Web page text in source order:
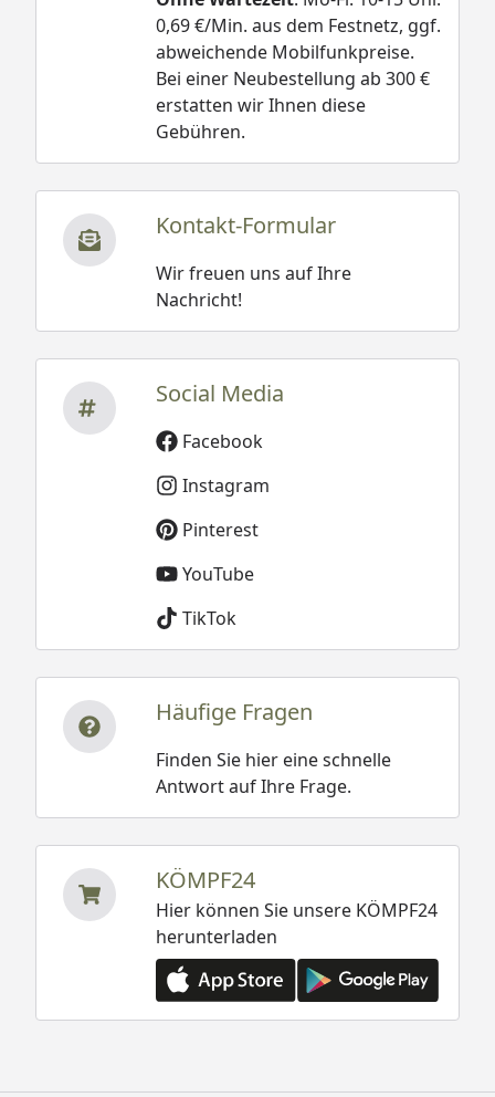
0,69 €/Min. aus dem Festnetz, ggf.
abweichende Mobilfunkpreise.
Bei einer Neubestellung ab 300 €
erstatten wir Ihnen diese
Gebühren.
Kontakt-Formular
Wir freuen uns auf Ihre
Nachricht!
Social Media
Facebook
Instagram
Pinterest
YouTube
TikTok
Häufige Fragen
Finden Sie hier eine schnelle
Antwort auf Ihre Frage.
KÖMPF24
Hier können Sie unsere KÖMPF24
herunterladen